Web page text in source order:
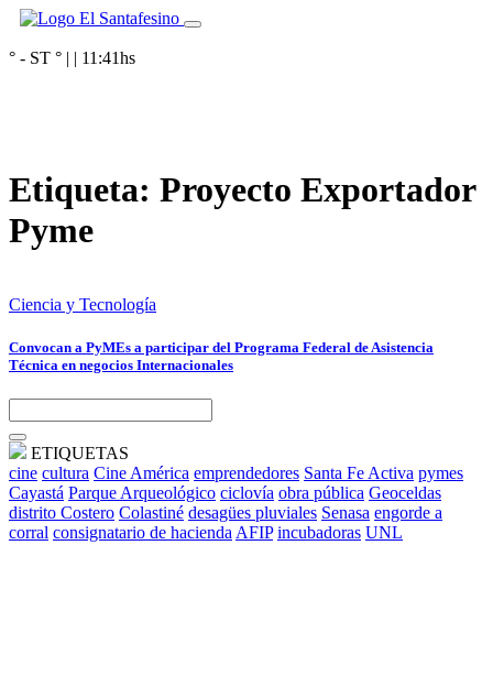
° - ST ° | | 11:41hs
Etiqueta: Proyecto Exportador
Pyme
Ciencia y Tecnología
Convocan a PyMEs a participar del Programa Federal de Asistencia
Técnica en negocios Internacionales
ETIQUETAS
cine cultura Cine América emprendedores Santa Fe Activa pymes
Cayastá Parque Arqueológico ciclovía obra pública Geoceldas
distrito Costero Colastiné desagües pluviales Senasa engorde a
corral consignatario de hacienda AFIP incubadoras UNL